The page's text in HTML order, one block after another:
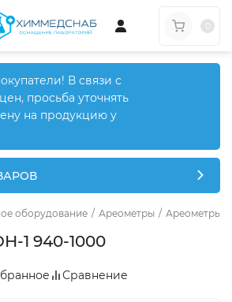
В связи с
просьба уточнять
на продукцию у
оборудование / Ареометры / Ареометры
1 940-1000
Сравнение